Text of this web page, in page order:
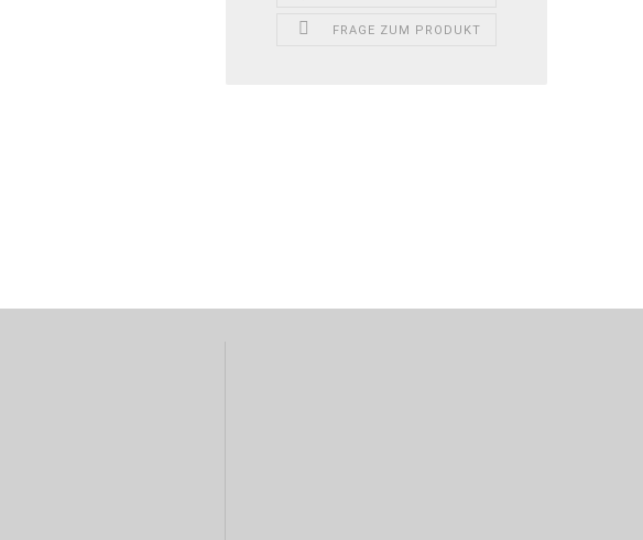
FRAGE ZUM PRODUKT